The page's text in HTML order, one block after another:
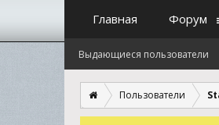
Пользователи
Главная Форум
Выдающиеся пользователи